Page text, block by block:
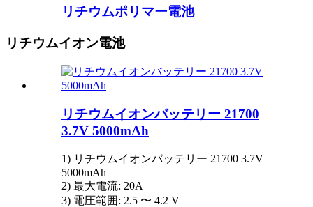
リチウムポリマー電池
リチウムイオン電池
リチウムイオンバッテリー 21700
3.7V 5000mAh
1) リチウムイオンバッテリー 21700 3.7V
5000mAh
2) 最大電流: 20A
3) 電圧範囲: 2.5 〜 4.2 V